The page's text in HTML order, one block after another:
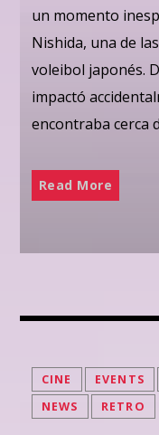
un momento
Nishida, una de
voleibol japonés.
impactó
encontraba cerca
Read More
CINE EVENTS
NEWS
RETRO